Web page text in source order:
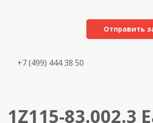
Отправить
+7 (499) 444 38 50
1Z115-83.002.3